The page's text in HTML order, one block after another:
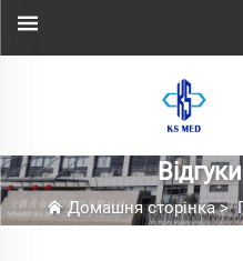
Домашня сторінка>